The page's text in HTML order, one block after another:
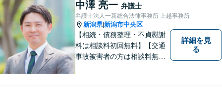
中澤 亮一 弁護士
弁護士法人一新総合法律事務所 上越事務所
新潟県|新潟市中央区
【相続・債務整理・不貞慰謝
料は相談料初回無料】【交通
事故被害者の方は相談料無料
ただける弁護士になりたいと
詳細を見
る